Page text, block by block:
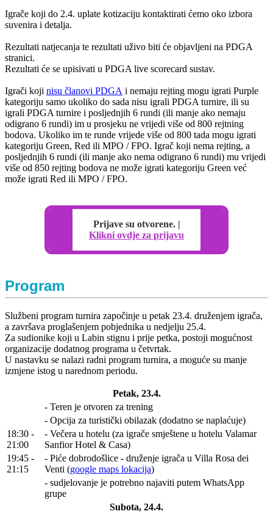
Igrače koji do 2.4. uplate kotizaciju kontaktirati ćemo oko izbora
suvenira i detalja.
Rezultati natjecanja te rezultati uživo biti će objavljeni na PDGA
stranici.
Rezultati će se upisivati u PDGA live scorecard sustav.
Igrači koji nisu članovi PDGA i nemaju rejting mogu igrati Purple
kategoriju samo ukoliko do sada nisu igrali PDGA turnire, ili su
igrali PDGA turnire i posljednjih 6 rundi (ili manje ako nemaju
odigrano 6 rundi) im u prosjeku ne vrijedi više od 800 rejtning
bodova. Ukoliko im te runde vrijede više od 800 tada mogu igrati
kategoriju Green, Red ili MPO / FPO. Igrač koji nema rejting, a
posljednjih 6 rundi (ili manje ako nema odigrano 6 rundi) mu vrijedi
više od 850 rejting bodova ne može igrati kategoriju Green već
može igrati Red ili MPO / FPO.
Prijave su otvorene. |
Klikni ovdje za prijavu
Program
Službeni program turnira započinje u petak 23.4. druženjem igrača,
a završava proglašenjem pobjednika u nedjelju 25.4.
Za sudionike koji u Labin stignu i prije petka, postoji mogućnost
organizacije dodatnog programa u četvrtak.
U nastavku se nalazi radni program turnira, a moguće su manje
izmjene istog u narednom periodu.
Petak, 23.4.
- Teren je otvoren za trening
- Opcija za turistički obilazak (dodatno se naplaćuje)
18:30 -
21:00
- Večera u hotelu (za igrače smještene u hotelu Valamar
Sanfior Hotel & Casa)
19:45 -
21:15
- Piće dobrodošlice - druženje igrača u Villa Rosa dei
Venti (google maps lokacija)
- sudjelovanje je potrebno najaviti putem WhatsApp
grupe
Subota, 24.4.